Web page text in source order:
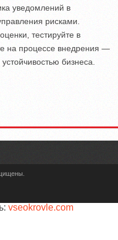
уведомлений в
рисками.
тестируйте в
на процессе внедрения —
бизнеса.
vseokrovle.com